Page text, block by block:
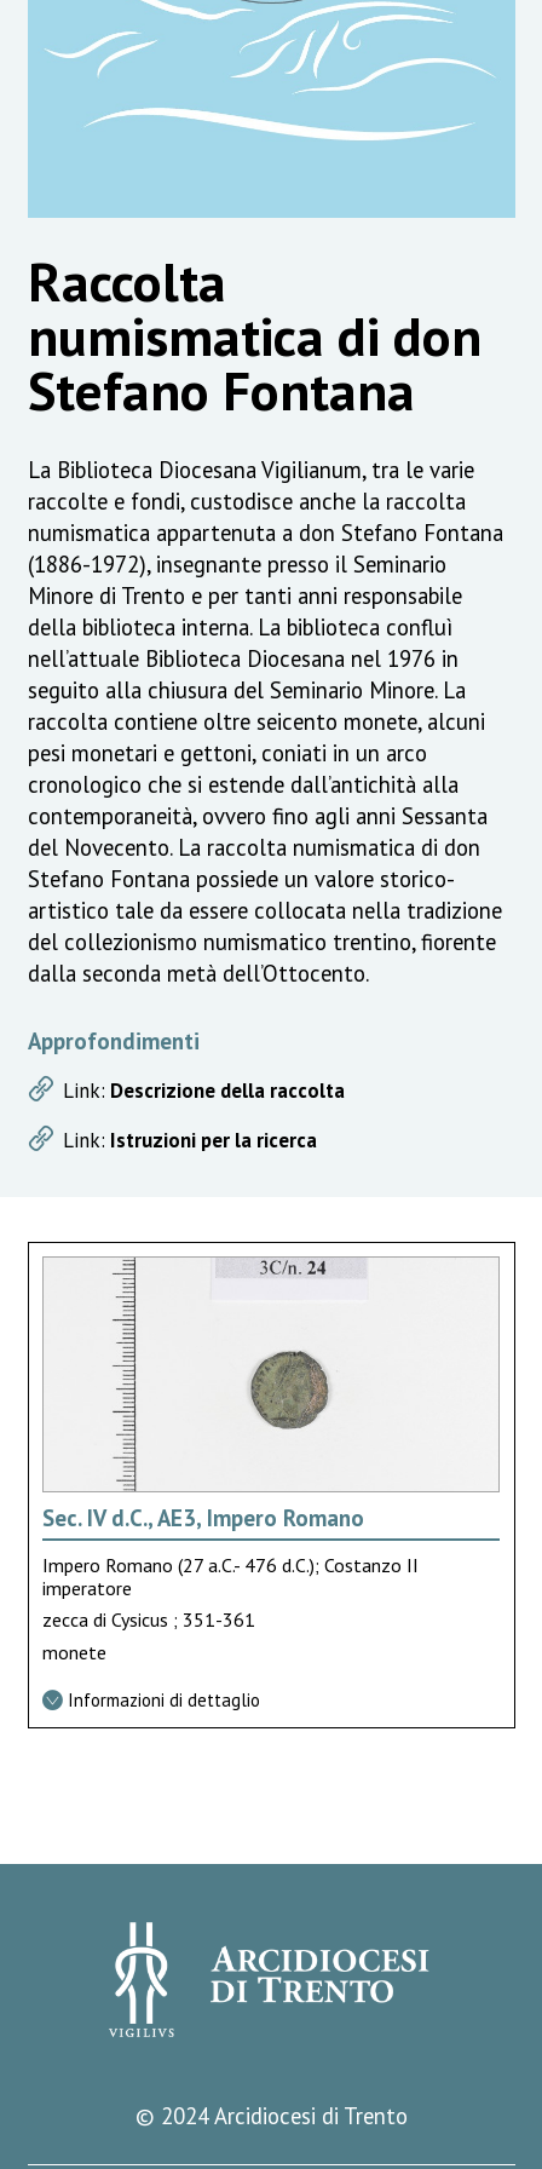
Raccolta
numismatica di don
Stefano Fontana
La Biblioteca Diocesana Vigilianum, tra le varie
raccolte e fondi, custodisce anche la raccolta
numismatica appartenuta a don Stefano Fontana
(1886-1972), insegnante presso il Seminario
Minore di Trento e per tanti anni responsabile
della biblioteca interna. La biblioteca confluì
nell’attuale Biblioteca Diocesana nel 1976 in
seguito alla chiusura del Seminario Minore. La
raccolta contiene oltre seicento monete, alcuni
pesi monetari e gettoni, coniati in un arco
cronologico che si estende dall’antichità alla
contemporaneità, ovvero fino agli anni Sessanta
del Novecento. La raccolta numismatica di don
Stefano Fontana possiede un valore storico-
artistico tale da essere collocata nella tradizione
del collezionismo numismatico trentino, fiorente
dalla seconda metà dell’Ottocento.
Approfondimenti
Link: Descrizione della raccolta
Link: Istruzioni per la ricerca
Sec. IV d.C., AE3, Impero Romano
Impero Romano (27 a.C.- 476 d.C.); Costanzo II
imperatore
zecca di Cysicus ; 351-361
monete
Informazioni di dettaglio
© 2024 Arcidiocesi di Trento